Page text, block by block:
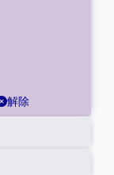
解除